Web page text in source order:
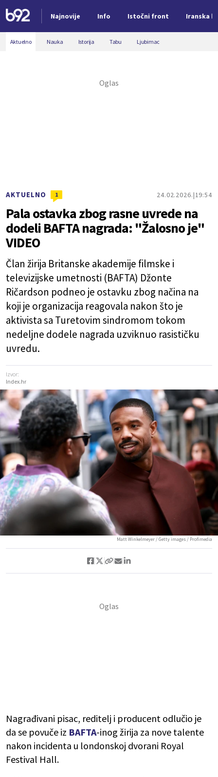
Najnovije Info Istočni front Iranska
Nova vest
Aktuelno Nauka Istorija Tabu Ljubimac
AKTUELNO 1 24.02.2026. 19:54
Pala ostavka zbog rasne uvrede na
dodeli BAFTA nagrada: "Žalosno je"
VIDEO
Član žirija Britanske akademije filmske i
televizijske umetnosti (BAFTA) Džonte
Ričardson podneo je ostavku zbog načina na
koji je organizacija reagovala nakon što je
aktivista sa Turetovim sindromom tokom
nedeljne dodele nagrada uzviknuo rasističku
uvredu.
Izvor:
Index.hr
Matt Winkelmeyer / Getty images / Profimedia
Nagrađivani pisac, reditelj i producent odlučio je
da se povuče iz BAFTA-inog žirija za nove talente
nakon incidenta u londonskoj dvorani Royal
Festival Hall.